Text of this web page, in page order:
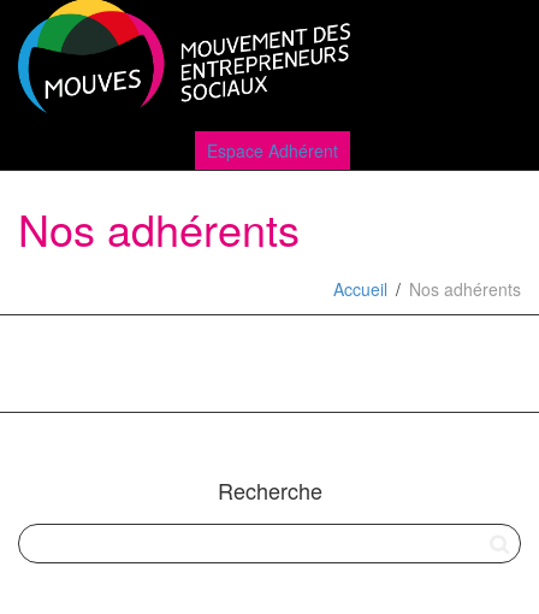
Espace Adhérent
Nos adhérents
Accueil Nos adhérents
Recherche